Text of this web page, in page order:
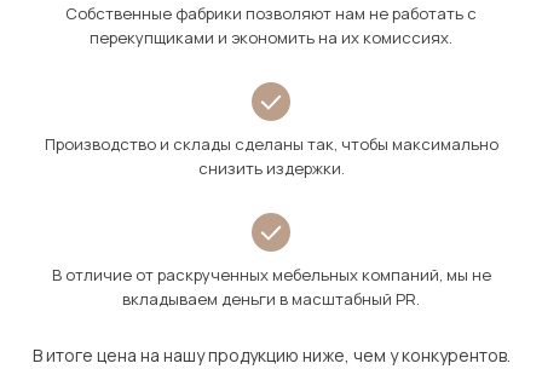
Собственные фабрики позволяют нам не работать с
перекупщиками и экономить на их комиссиях.
Производство и склады сделаны так, чтобы максимально
снизить издержки.
В отличие от раскрученных мебельных компаний, мы не
вкладываем деньги в масштабный PR.
В итоге цена на нашу продукцию ниже, чем у конкурентов.